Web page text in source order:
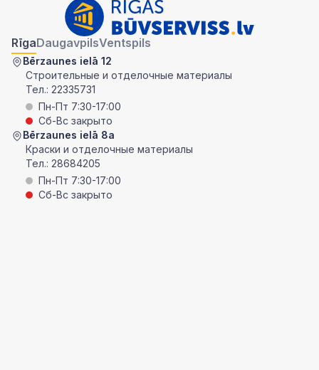
RīgaDaugavpilsVentspils
Bērzaunes ielā 12
Строительные и отделочные материалы
Тел.: 22335731
Пн-Пт 7:30-17:00
Сб-Вс закрыто
Bērzaunes ielā 8a
Краски и отделочные материалы
Тел.: 28684205
Пн-Пт 7:30-17:00
Сб-Вс закрыто